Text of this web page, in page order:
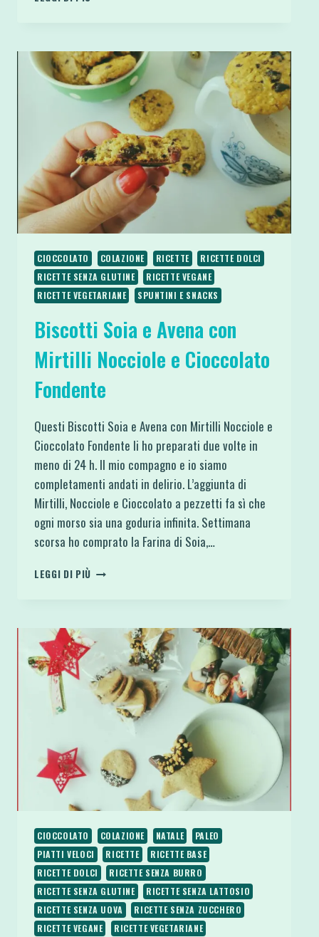
AL
COCCO
E
BURRO
ARACHIDI
CIOCCOLATO COLAZIONE RICETTE
RICETTE DOLCI
RICETTE SENZA GLUTINE
RICETTE VEGANE
RICETTE VEGETARIANE
SPUNTINI E SNACKS
Biscotti Soia e Avena con
Mirtilli Nocciole e Cioccolato
Fondente
Questi Biscotti Soia e Avena con Mirtilli Nocciole e
Cioccolato Fondente li ho preparati due volte in
meno di 24 h. Il mio compagno e io siamo
completamenti andati in delirio. L’aggiunta di
Mirtilli, Nocciole e Cioccolato a pezzetti fa sì che
ogni morso sia una goduria infinita. Settimana
scorsa ho comprato la Farina di Soia,…
LEGGI DI PIÙ BISCOTTI
CON
MIRTILLI
NOCCIOLE
E
CIOCCOLATO
FONDENTE
CIOCCOLATO COLAZIONE NATALE
PALEO
PIATTI VELOCI
RICETTE
RICETTE BASE
RICETTE DOLCI
RICETTE SENZA BURRO
RICETTE SENZA GLUTINE
RICETTE SENZA LATTOSIO
RICETTE SENZA UOVA
RICETTE SENZA ZUCCHERO
RICETTE VEGANE
RICETTE VEGETARIANE